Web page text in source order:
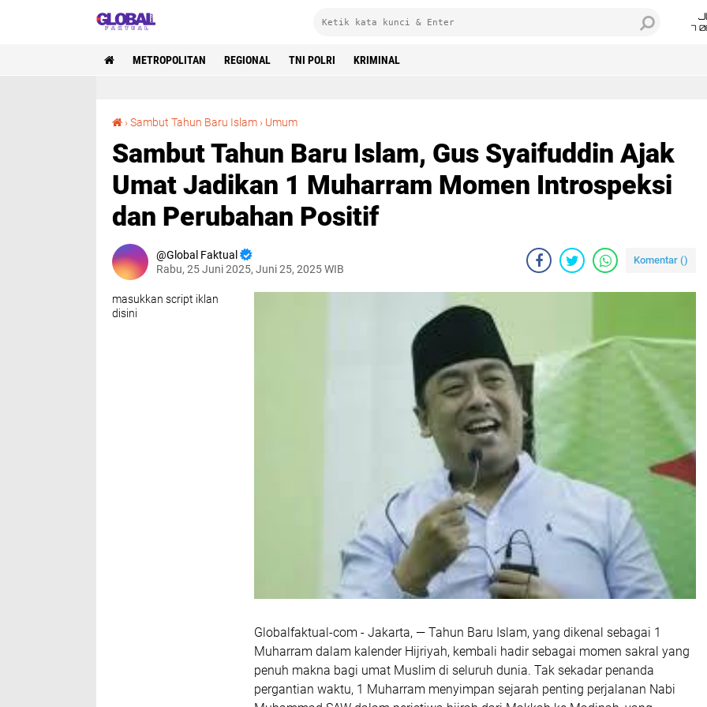
7
METROPOLITAN REGIONAL TNI POLRI KRIMINAL
›Sambut Tahun Baru Islam › Umum
Sambut Tahun Baru Islam, Gus Syaifuddin Ajak
Umat Jadikan 1 Muharram Momen Introspeksi
dan Perubahan Positif
Global Faktual
Rabu, 25 Juni 2025, Juni 25, 2025 WIB
Komentar ()
masukkan script iklan
disini
Globalfaktual-com - Jakarta, — Tahun Baru Islam, yang dikenal sebagai 1
Muharram dalam kalender Hijriyah, kembali hadir sebagai momen sakral yang
penuh makna bagi umat Muslim di seluruh dunia. Tak sekadar penanda
pergantian waktu, 1 Muharram menyimpan sejarah penting perjalanan Nabi